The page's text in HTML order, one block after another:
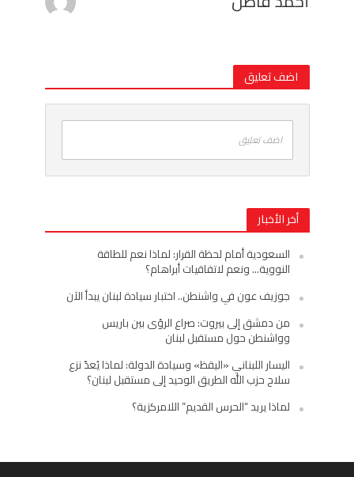
اضف تعليق
اضف تعليق
أخر الأخبار
السعودية أمام لحظة القرار: لماذا نعم للطاقة
النووية… ونعم لاتفاقيات أبراهام؟
جوزيف عون في واشنطن.. اختبار سيادة لبنان يبدأ الآن
من دمشق إلى بيروت: صراع الرؤى بين باريس
وواشنطن حول مستقبل لبنان
اليسار اللبناني «اليقظ» وسيادة الدولة: لماذا يُعدّ نزع
سلاح حزب الله الطريق الوحيد إلى مستقبل لبنان؟
لماذا يريد “الحرس القديم” اللامركزية؟